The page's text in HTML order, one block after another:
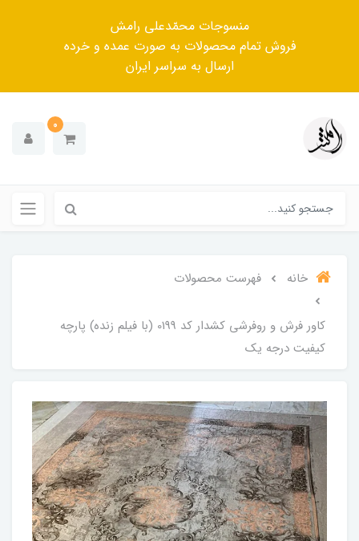
منسوجات محمّدعلی رامش
فروش تمام محصولات به صورت عمده و خرده
ارسال به سراسر ایران
0
خانه فهرست محصولات
کاور فرش و روفرشی کشدار کد 0199 (با فیلم زنده) پارچه
کیفیت درجه یک